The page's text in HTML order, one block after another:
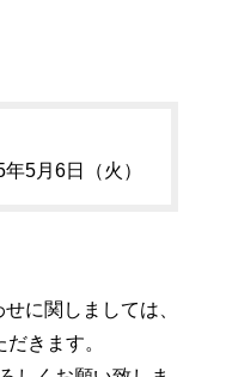
5月6日（火）
に関しましては、
きます。